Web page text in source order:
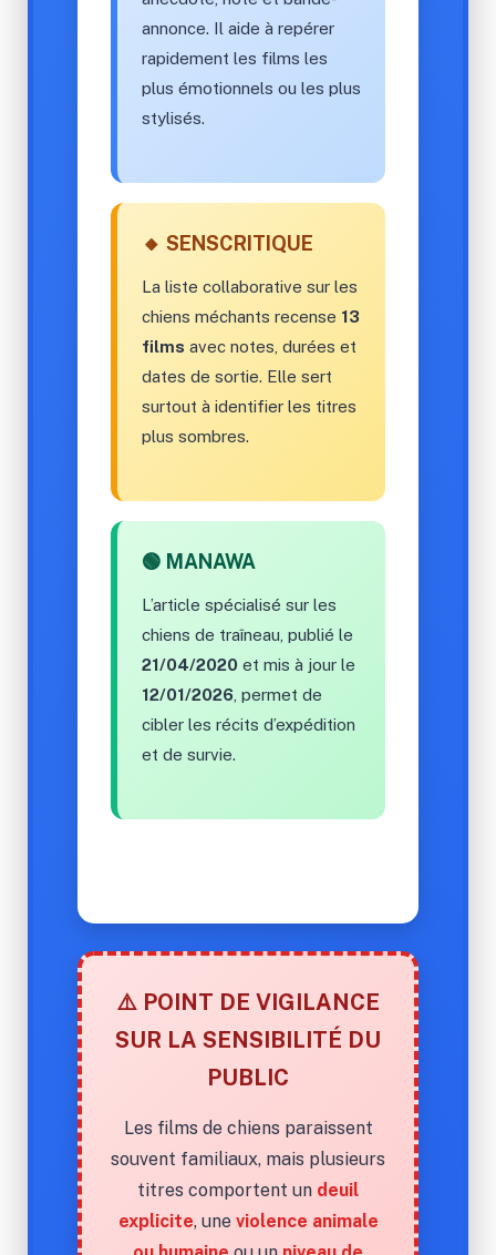
annonce. Il aide à repérer
rapidement les films les
plus émotionnels ou les plus
stylisés.
🔸 SENSCRITIQUE
La liste collaborative sur les
chiens méchants recense 13
films avec notes, durées et
dates de sortie. Elle sert
surtout à identifier les titres
plus sombres.
🟢 MANAWA
L’article spécialisé sur les
chiens de traîneau, publié le
21/04/2020 et mis à jour le
12/01/2026 , permet de
cibler les récits d’expédition
et de survie.
⚠️ POINT DE VIGILANCE
SUR LA SENSIBILITÉ DU
PUBLIC
Les films de chiens paraissent
souvent familiaux, mais plusieurs
titres comportent un deuil
explicite, une violence animale